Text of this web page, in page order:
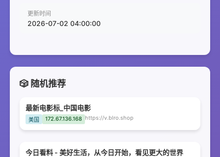
更新时间
2026-07-02 04:00:00
🎲 随机推荐
最新电影标_中国电影
美国 172.67.136.168 https://v.blro.shop
今日看料 - 美好生活，从今日开始，看见更大的世界